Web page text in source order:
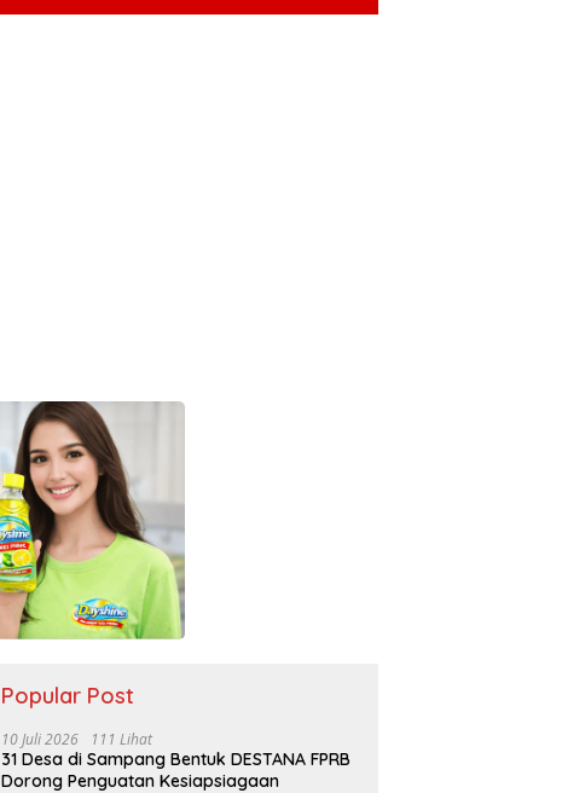
Popular Post
10 Juli 2026 111 Lihat
31 Desa di Sampang Bentuk DESTANA FPRB
Dorong Penguatan Kesiapsiagaan